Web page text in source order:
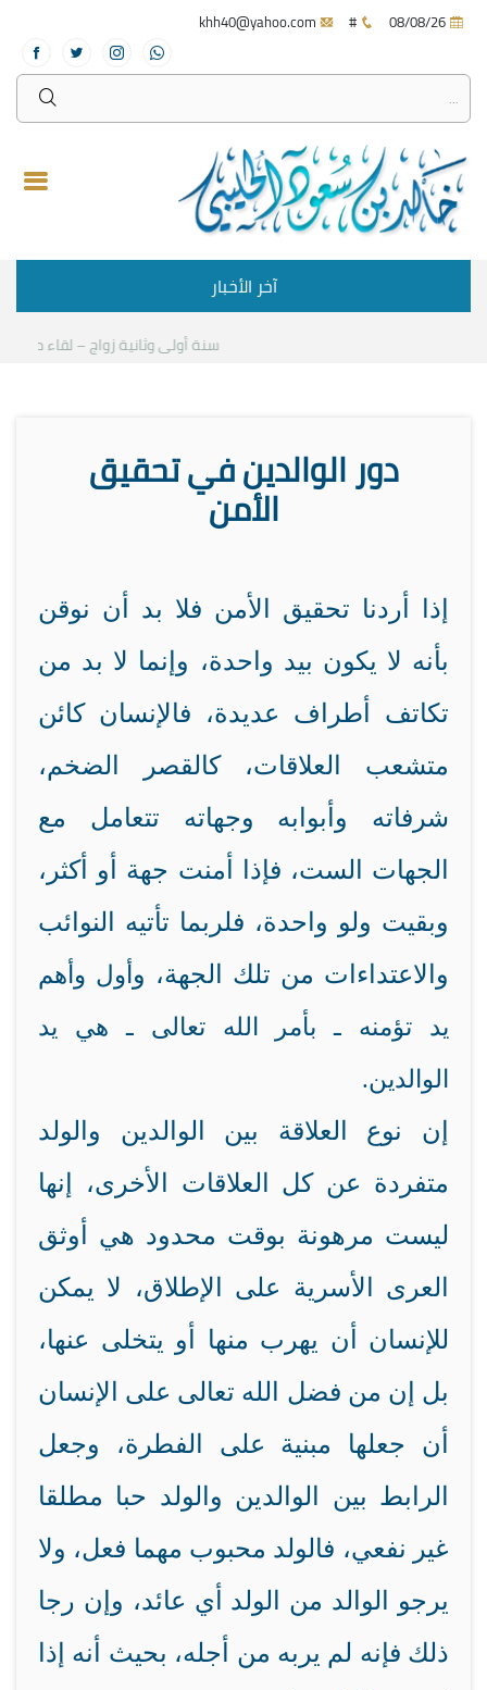
#
آخر الأخبار
سنة أولى وثانية زواج – لقاء مع
دور الوالدين في تحقيق
الأمن
إذا أردنا تحقيق الأمن فلا بد أن نوقن
بأنه لا يكون بيد واحدة، وإنما لا بد من
تكاتف أطراف عديدة، فالإنسان كائن
متشعب العلاقات، كالقصر الضخم،
شرفاته وأبوابه وجهاته تتعامل مع
الجهات الست، فإذا أمنت جهة أو أكثر،
وبقيت ولو واحدة، فلربما تأتيه النوائب
والاعتداءات من تلك الجهة، و أول وأهم
يد تؤمنه ـ بأمر الله تعالى ـ هي يد
الوالدين.
إن نوع العلاقة بين الوالدين والولد
متفردة عن كل العلاقات الأخرى، إنها
ليست مرهونة بوقت محدود هي أوثق
العرى الأسرية على الإطلاق، لا يمكن
للإنسان أن يهرب منها أو يتخلى عنها،
بل إن من فضل الله تعالى على الإنسان
أن جعلها مبنية على الفطرة، وجعل
الرابط بين الوالدين والولد حبا مطلقا
غير نفعي، فالولد محبوب مهما فعل، ولا
يرجو الوالد من الولد أي عائد، وإن رجا
ذلك فإنه لم يربه من أجله، بحيث أنه إذا